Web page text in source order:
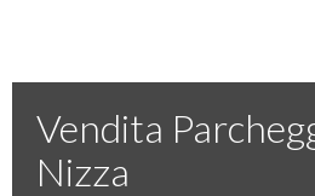
Vendita
Nizza